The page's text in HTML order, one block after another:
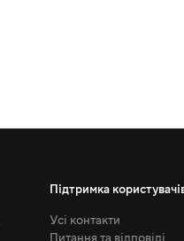
Підтримка
Усі контакти